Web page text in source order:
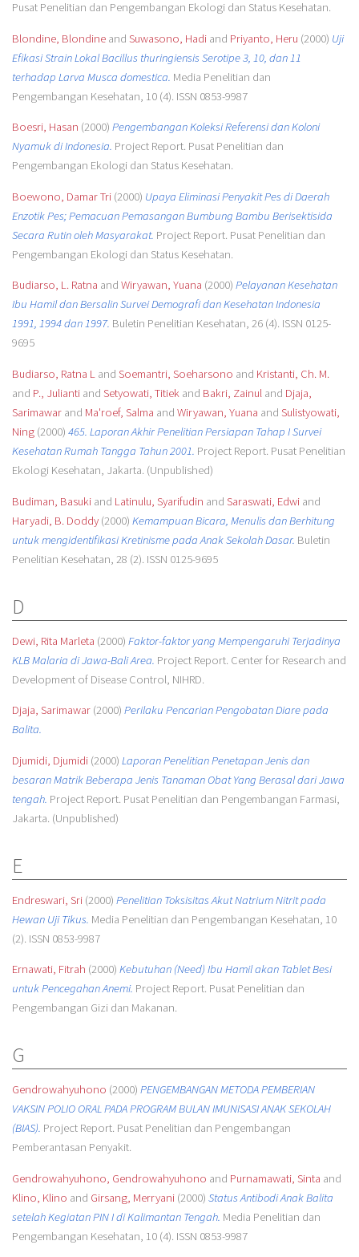
Pusat Penelitian dan Pengembangan Ekologi dan Status Kesehatan.
Blondine, Blondineand Suwasono, Hadiand Priyanto, Heru (2000) Uji
Efikasi Strain Lokal Bacillus thuringiensis Serotipe 3, 10, dan 11
terhadap Larva Musca domestica. Media Penelitian dan
Pengembangan Kesehatan, 10 (4). ISSN 0853-9987
Boesri, Hasan (2000) Pengembangan Koleksi Referensi dan Koloni
Nyamuk di Indonesia. Project Report. Pusat Penelitian dan
Pengembangan Ekologi dan Status Kesehatan.
Boewono, Damar Tri(2000) Upaya Eliminasi Penyakit Pes di Daerah
Enzotik Pes; Pemacuan Pemasangan Bumbung Bambu Berisektisida
Secara Rutin oleh Masyarakat. Project Report. Pusat Penelitian dan
Pengembangan Ekologi dan Status Kesehatan.
Budiarso, L. Ratna and Wiryawan, Yuana (2000) Pelayanan Kesehatan
Ibu Hamil dan Bersalin Survei Demografi dan Kesehatan Indonesia
1991, 1994 dan 1997. Buletin Penelitian Kesehatan, 26 (4). ISSN 0125-
9695
Budiarso, Ratna Land Soemantri, Soeharsono and Kristanti, Ch. M.
and P., Juliantiand Setyowati, Titiekand Bakri, Zainuland Djaja,
Sarimawarand Ma'roef, Salma and Wiryawan, Yuana and Sulistyowati,
Ning(2000) 465. Laporan Akhir Penelitian Persiapan Tahap I Survei
Kesehatan Rumah Tangga Tahun 2001. Project Report. Pusat Penelitian
Ekologi Kesehatan, Jakarta. (Unpublished)
Budiman, Basukiand Latinulu, Syarifudin and Saraswati, Edwiand
Haryadi, B. Doddy(2000) Kemampuan Bicara, Menulis dan Berhitung
untuk mengidentifikasi Kretinisme pada Anak Sekolah Dasar. Buletin
Penelitian Kesehatan, 28 (2). ISSN 0125-9695
D
Dewi, Rita Marleta (2000) Faktor-faktor yang Mempengaruhi Terjadinya
KLB Malaria di Jawa-Bali Area. Project Report. Center for Research and
Development of Disease Control, NIHRD.
Djaja, Sarimawar(2000) Perilaku Pencarian Pengobatan Diare pada
Balita.
Djumidi, Djumidi(2000) Laporan Penelitian Penetapan Jenis dan
besaran Matrik Beberapa Jenis Tanaman Obat Yang Berasal dari Jawa
tengah. Project Report. Pusat Penelitian dan Pengembangan Farmasi,
Jakarta. (Unpublished)
E
Endreswari, Sri(2000) Penelitian Toksisitas Akut Natrium Nitrit pada
Hewan Uji Tikus. Media Penelitian dan Pengembangan Kesehatan, 10
(2). ISSN 0853-9987
Ernawati, Fitrah (2000) Kebutuhan (Need) Ibu Hamil akan Tablet Besi
untuk Pencegahan Anemi. Project Report. Pusat Penelitian dan
Pengembangan Gizi dan Makanan.
G
Gendrowahyuhono (2000) PENGEMBANGAN METODA PEMBERIAN
VAKSIN POLIO ORAL PADA PROGRAM BULAN IMUNISASI ANAK SEKOLAH
(BIAS). Project Report. Pusat Penelitian dan Pengembangan
Pemberantasan Penyakit.
Gendrowahyuhono, Gendrowahyuhono and Purnamawati, Sinta and
Klino, Klino and Girsang, Merryani(2000) Status Antibodi Anak Balita
setelah Kegiatan PIN I di Kalimantan Tengah. Media Penelitian dan
Pengembangan Kesehatan, 10 (4). ISSN 0853-9987